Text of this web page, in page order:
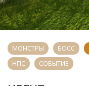
МОНСТРЫ БОСС
НПС
СОБЫТИЕ